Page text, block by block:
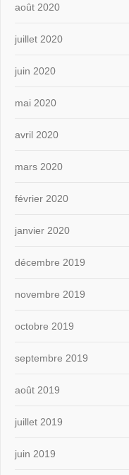
août 2020
juillet 2020
juin 2020
mai 2020
avril 2020
mars 2020
février 2020
janvier 2020
décembre 2019
novembre 2019
octobre 2019
septembre 2019
août 2019
juillet 2019
juin 2019